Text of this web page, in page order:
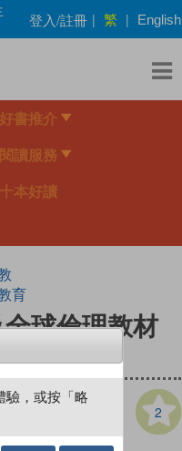
登入/註冊 | 繁 | English
好書推介
閱讀服務
十本好讀
育
球倫理教材
2
驗，或按「略